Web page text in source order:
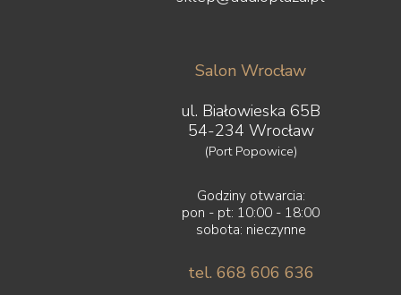
Salon Wrocław
ul. Białowieska 65B
54-234 Wrocław
(Port Popowice)
Godziny otwarcia:
pon - pt: 10:00 - 18:00
sobota: nieczynne
tel. 668 606 636